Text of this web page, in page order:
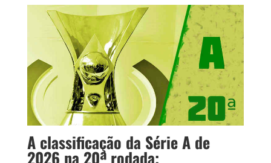
A classificação da Série A de
2026 na 20ª rodada;